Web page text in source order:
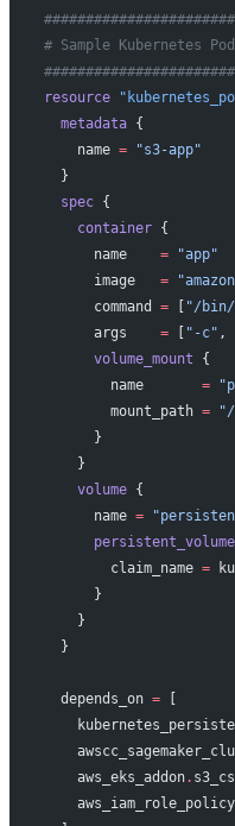
# Sample Kubernetes Pod
resource
  metadata
{
    name
= "s3-app"
  }
  spec
{
    container
{
      name
    =
"app"
      image
   =
      command
= [ "/bin/
      args
    =
[ "-c" ,
      volume_mount
{
        name
       =
        mount_path
= "/
      }
    }
    volume
{
      name
=
        claim_name
=
      }
    }
  }
  depends_on
= [
    aws_eks_addon
.